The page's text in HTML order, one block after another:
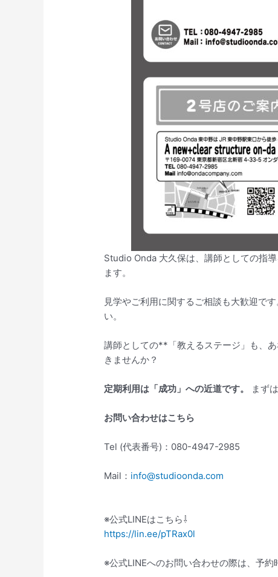
Studio Onda 大久保は、講師としての指
ます。
見学やご利用に関するご相談も大歓迎で
い。
講師としての**「教えるステージ」も、
きませんか？
定期利用は「成功」への近道です。 まず
お問い合わせはこちら
Tel (代表番号)：080-4947-2985
Mail： info@studioonda.com
※公式LINEはこちら⇩
https://lin.ee/pTRax0l
※公式LINEへのお問い合わせの際は、予約